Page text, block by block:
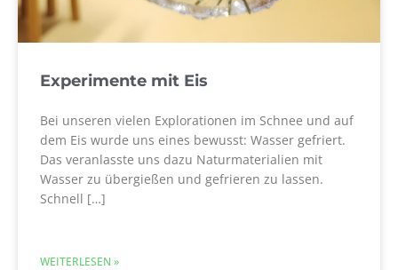
Experimente mit Eis
Bei unseren vielen Explorationen im Schnee und auf
dem Eis wurde uns eines bewusst: Wasser gefriert.
Das veranlasste uns dazu Naturmaterialien mit
Wasser zu übergießen und gefrieren zu lassen.
Schnell […]
WEITERLESEN »